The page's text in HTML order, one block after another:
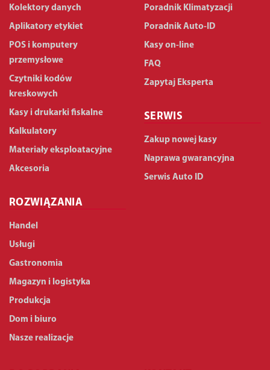
Kolektory danych
Aplikatory etykiet
POS i komputery
przemysłowe
Czytniki kodów
kreskowych
Kasy i drukarki fiskalne
Kalkulatory
Materiały eksploatacyjne
Akcesoria
ROZWIĄZANIA
Handel
Usługi
Gastronomia
Magazyn i logistyka
Produkcja
Dom i biuro
Nasze realizacje
Poradnik Klimatyzacji
Poradnik Auto-ID
Kasy on-line
FAQ
Zapytaj Eksperta
SERWIS
Zakup nowej kasy
Naprawa gwarancyjna
Serwis Auto ID